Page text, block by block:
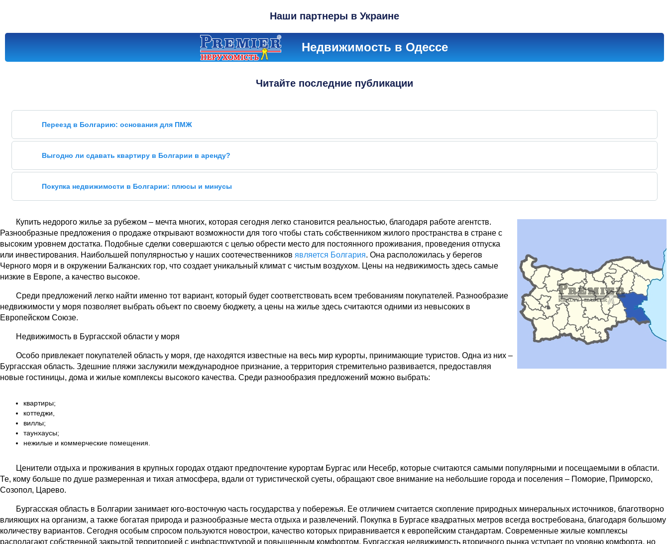
Наши партнеры в Украине
Недвижимость в Одессе
Читайте последние публикации
Переезд в Болгарию: основания для ПМЖ
Выгодно ли сдавать квартиру в Болгарии в аренду?
Покупка недвижимости в Болгарии: плюсы и минусы
Купить недорого жилье за рубежом – мечта многих, которая сегодня легко становится реальностью, благодаря работе агентств.
Разнообразные предложения о продаже открывают возможности для того чтобы стать собственником жилого пространства в стране с
высоким уровнем достатка. Подобные сделки совершаются с целью обрести место для постоянного проживания, проведения отпуска
или инвестирования. Наибольшей популярностью у наших соотечественников является Болгария. Она расположилась у берегов
Черного моря и в окружении Балканских гор, что создает уникальный климат с чистым воздухом. Цены на недвижимость здесь самые
низкие в Европе, а качество высокое.
Среди предложений легко найти именно тот вариант, который будет соответствовать всем требованиям покупателей. Разнообразие
недвижимости у моря позволяет выбрать объект по своему бюджету, а цены на жилье здесь считаются одними из невысоких в
Европейском Союзе.
Недвижимость в Бургасской области у моря
Особо привлекает покупателей область у моря, где находятся известные на весь мир курорты, принимающие туристов. Одна из них –
Бургасская область. Здешние пляжи заслужили международное признание, а территория стремительно развивается, предоставляя
новые гостиницы, дома и жилые комплексы высокого качества. Среди разнообразия предложений можно выбрать:
квартиры;
коттеджи,
виллы;
таунхаусы;
нежилые и коммерческие помещения.
Ценители отдыха и проживания в крупных городах отдают предпочтение курортам Бургас или Несебр, которые считаются самыми популярными и посещаемыми в области.
Те, кому больше по душе размеренная и тихая атмосфера, вдали от туристической суеты, обращают свое внимание на небольшие города и поселения – Поморие, Приморско,
Созопол, Царево.
Бургасская область в Болгарии занимает юго-восточную часть государства у побережья. Ее отличием считается скопление природных минеральных источников, благотворно
влияющих на организм, а также богатая природа и разнообразные места отдыха и развлечений. Покупка в Бургасе квадратных метров всегда востребована, благодаря большому
количеству вариантов. Сегодня особым спросом пользуются новострои, качество которых приравнивается к европейским стандартам. Современные жилые комплексы
располагают собственной закрытой территорией с инфраструктурой и повышенным комфортом. Бургасская недвижимость вторичного рынка уступает по уровню комфорта, но